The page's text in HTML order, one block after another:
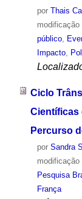
por Thais
modificação
público,
Impacto,
Ciclo
Científicas
Percurso
por Sandra
modificação
Pesquisa
França